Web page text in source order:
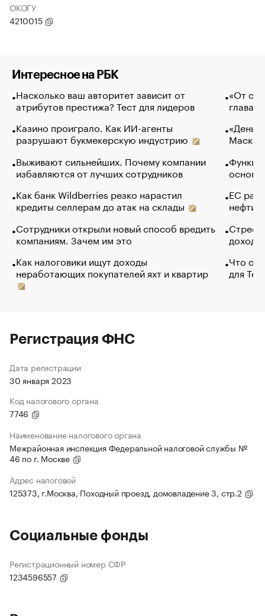
ОКОГУ
4210015
Интересное на РБК
Насколько ваш авторитет зависит от
атрибутов престижа? Тест для лидеров
Казино проиграло. Как ИИ-агенты
разрушают букмекерскую индустрию
Выживают сильнейших. Почему компании
избавляются от лучших сотрудников
Как банк Wildberries резко нарастил
кредиты селлерам до атак на склады
Сотрудники открыли новый способ вредить
компаниям. Зачем им это
Как налоговики ищут доходы
неработающих покупателей яхт и квартир
«От
глава
Маск в
основ
ЕС
нефти
Что
для
Регистрация ФНС
Дата регистрации
30 января 2023
Код налогового органа
7746
Наименование налогового органа
Межрайонная инспекция Федеральной налоговой службы №
46 по г. Москве
Адрес налоговой
125373, г.Москва, Походный проезд, домовладение 3, стр.2
Социальные фонды
Регистрационный номер СФР
1234596557